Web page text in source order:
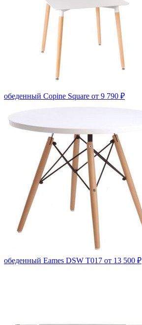
обеденный Copine Square от 9 790 ₽
обеденный Eames DSW T017 от 13 500 ₽